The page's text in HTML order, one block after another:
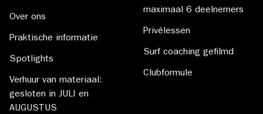
Over ons
Praktische informatie
Spotlights
Verhuur van materiaal:
gesloten in JULI en
AUGUSTUS
maximaal 6 deelnemers
Privélessen
Surf coaching gefilmd
Clubformule